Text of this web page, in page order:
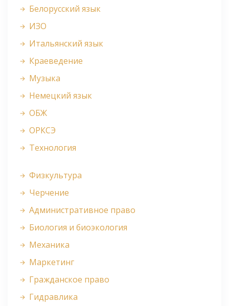
Белорусский язык
ИЗО
Итальянский язык
Краеведение
Музыка
Немецкий язык
ОБЖ
ОРКСЭ
Технология
Физкультура
Черчение
Административное право
Биология и биоэкология
Механика
Маркетинг
Гражданское право
Гидравлика